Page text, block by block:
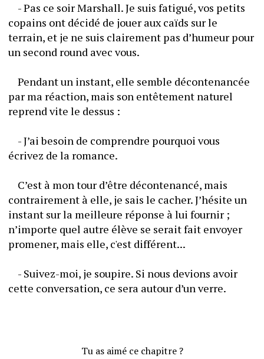
	- Pas ce soir Marshall. Je suis fatigué, vos petits
copains ont décidé de jouer aux caïds sur le
terrain, et je ne suis clairement pas d’humeur pour
un second round avec vous.
	Pendant un instant, elle semble décontenancée
par ma réaction, mais son entêtement naturel
reprend vite le dessus :
	- J’ai besoin de comprendre pourquoi vous
écrivez de la romance.
	C’est à mon tour d’être décontenancé, mais
contrairement à elle, je sais le cacher. J’hésite un
instant sur la meilleure réponse à lui fournir ;
n’importe quel autre élève se serait fait envoyer
promener, mais elle, c'est différent...
	- Suivez-moi, je soupire. Si nous devions avoir
cette conversation, ce sera autour d’un verre.
Tu as aimé ce chapitre ?